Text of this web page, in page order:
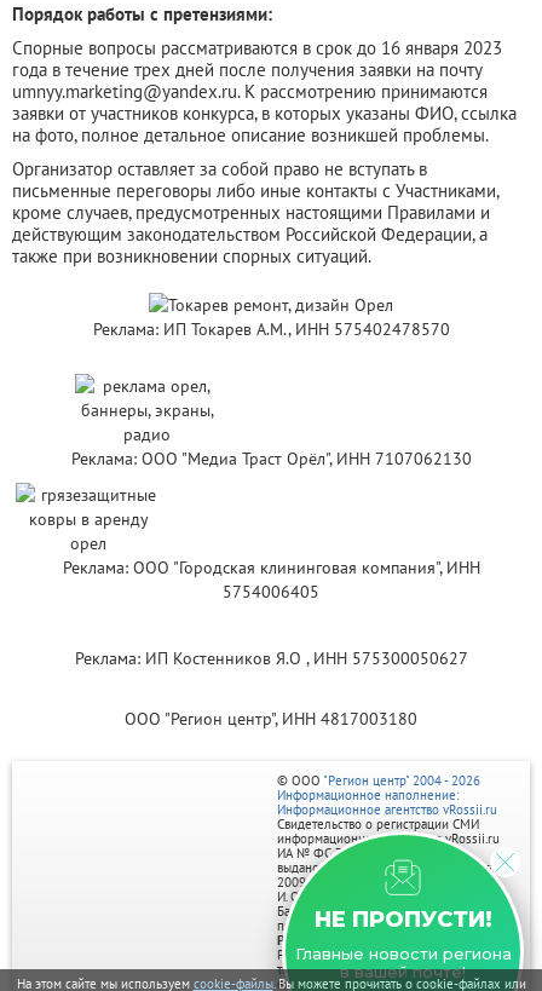
На этом сайте мы используем cookie-файлы. Вы можете прочитать о cookie-файлах или
Порядок работы с претензиями:
Спорные вопросы рассматриваются в срок до 16 января 2023
года в течение трех дней после получения заявки на почту
umnyy.marketing@yandex.ru. К рассмотрению принимаются
заявки от участников конкурса, в которых указаны ФИО, ссылка
на фото, полное детальное описание возникшей проблемы.
Организатор оставляет за собой право не вступать в
письменные переговоры либо иные контакты с Участниками,
кроме случаев, предусмотренных настоящими Правилами и
действующим законодательством Российской Федерации, а
также при возникновении спорных ситуаций.
Реклама: ИП Токарев А.М., ИНН 575402478570
Реклама: ООО "Медиа Траст Орёл", ИНН 7107062130
Реклама: ООО "Городская клининговая компания", ИНН
5754006405
Реклама: ИП Костенников Я.О , ИНН 575300050627
ООО "Регион центр", ИНН 4817003180
НЕ ПРОПУСТИ!
Главные новости региона
в вашей почте!
© ООО "Регион центр" 2004 - 2026
Информационное наполнение:
Информационное агентство vRossii.ru
Свидетельство о регистрации СМИ
информационного агентства vRossii.ru
ИА № ФС 77‑35502
выдано РОСКОМНАДЗОРом 04 марта
2009г.
И. О. Главного редактора Нарыков А. Н.
Баннеры на портале размещаются на
правах рекламы.
Реклама на портале:
Рекламное агентство "Умный маркетинг"
тел. 7-910-267-70-40,
email: umnyy.marketing@yandex.ru